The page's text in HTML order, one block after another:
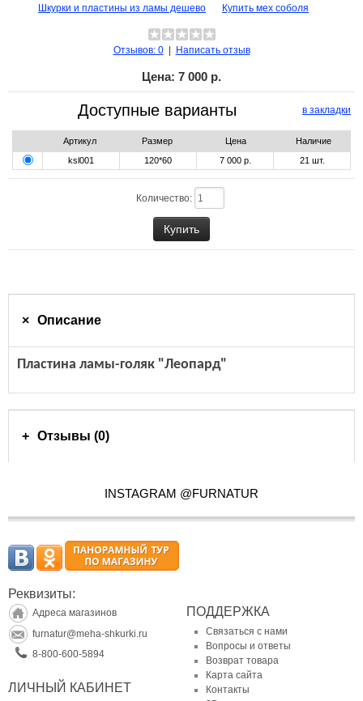
Шкурки и пластины из ламы дешево
Купить мех соболя
Отзывов: 0| Написать отзыв
Цена: 7 000 р.
в закладки
Доступные варианты
Артикул Размер Цена
Наличие
ksl001
120*60 7 000 р. 21 шт.
Количество:
Описание
Пластина ламы-голяк "Леопард"
Отзывы (0)
INSTAGRAM @FURNATUR
Реквизиты:
Адреса магазинов
furnatur@meha-shkurki.ru
8-800-600-5894
ЛИЧНЫЙ КАБИНЕТ
ПОДДЕРЖКА
Связаться с нами
Вопросы и ответы
Возврат товара
Карта сайта
Контакты